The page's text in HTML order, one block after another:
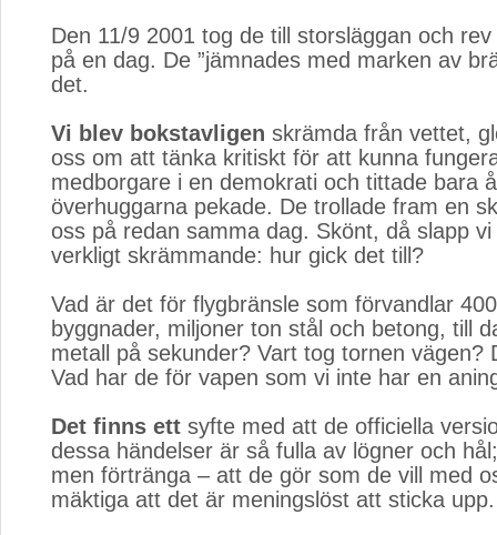
Den 11/9 2001 tog de till storsläggan och
på en dag. De ”jämnades med marken av
det.
Vi blev bokstavligen skrämda från vettet,
oss om att tänka kritiskt för att kunna
medborgare i en demokrati och tittade bara
överhuggarna pekade. De trollade fram en
oss på redan samma dag. Skönt, då slapp
verkligt skrämmande: hur gick det till?
Vad är det för flygbränsle som förvandlar
byggnader, miljoner ton stål och betong, till
metall på sekunder? Vart tog tornen vägen?
Vad har de för vapen som vi inte har en
Det finns ett syfte med att de officiella
dessa händelser är så fulla av lögner och
men förtränga – att de gör som de vill med
mäktiga att det är meningslöst att sticka upp.